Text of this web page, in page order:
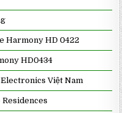
Harmony HD 0422
HD0434
Việt Nam
Residences